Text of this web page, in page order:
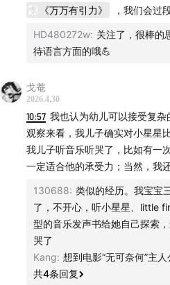
《万万有引力》
，我们会过
HD480272w: 关注了，很棒的
待语言方面的哦💪
戈菴
2026.4.30
10:57 我也认为幼儿可以接受复
观察来看，我儿子确实对小星星
我儿子听音乐听哭了，比如有一
一定适合他的承受力；当然，我
130688: 类似的经历。我宝宝
了，不开心，听小星星、little
型的音乐发声书给她自己探索
哭了
Kang: 想到电影“无可奈何”主
共4条回复